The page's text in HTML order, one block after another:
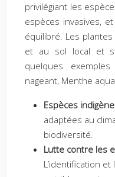
privilégiant les
espèces invasives,
équilibré. Les
et au sol local et
quelques
nageant, Menthe
Espèces
adaptées au
biodiversité.
Lutte contre les
L’identification